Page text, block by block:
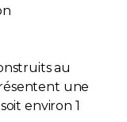
au
une
environ 1